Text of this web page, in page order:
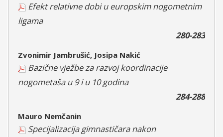
Efekt relativne dobi u europskim nogometnim
ligama
280-283
Zvonimir Jambrušić, Josipa Nakić
Bazične vježbe za razvoj koordinacije
nogometaša u 9 i u 10 godina
284-288
Mauro Nemčanin
Specijalizacija gimnastičara nakon